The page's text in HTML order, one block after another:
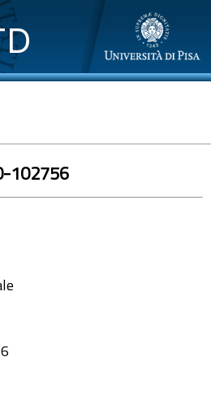
102756